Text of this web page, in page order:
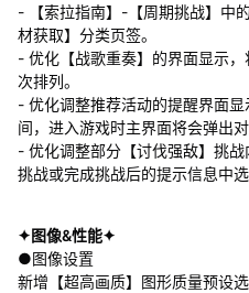
- 【索拉指南】-【周期挑战】中
材获取】分类页签。
- 优化【战歌重奏】的界面显示
次排列。
- 优化调整推荐活动的提醒界面
间，进入游戏时主界面将会弹出对
- 优化调整部分【讨伐强敌】挑
挑战或完成挑战后的提示信息中选
✦图像&性能✦
●图像设置
新增【超高画质】图形质量预设